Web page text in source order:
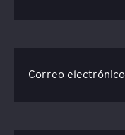
Correo